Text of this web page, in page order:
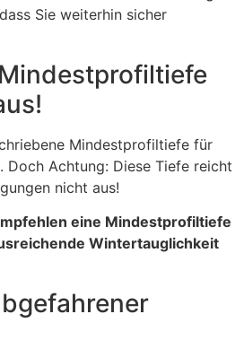
Sie weiterhin sicher
Mindestprofiltiefe für
Doch Achtung: Diese Tiefe reicht
nicht aus!
eine Mindestprofiltiefe
Wintertauglichkeit